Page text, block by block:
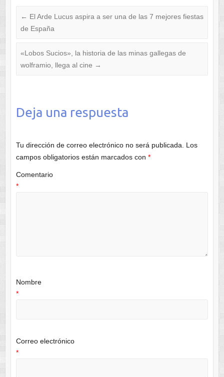
← El Arde Lucus aspira a ser una de las 7 mejores fiestas
de España
«Lobos Sucios», la historia de las minas gallegas de
wolframio, llega al cine →
Deja una respuesta
Tu dirección de correo electrónico no será publicada.
Los
campos obligatorios están marcados con *
Comentario
*
Nombre
*
Correo electrónico
*